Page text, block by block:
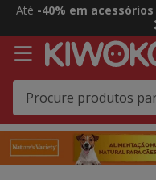
2
3,
mensagem,
Até -40% em acessórios